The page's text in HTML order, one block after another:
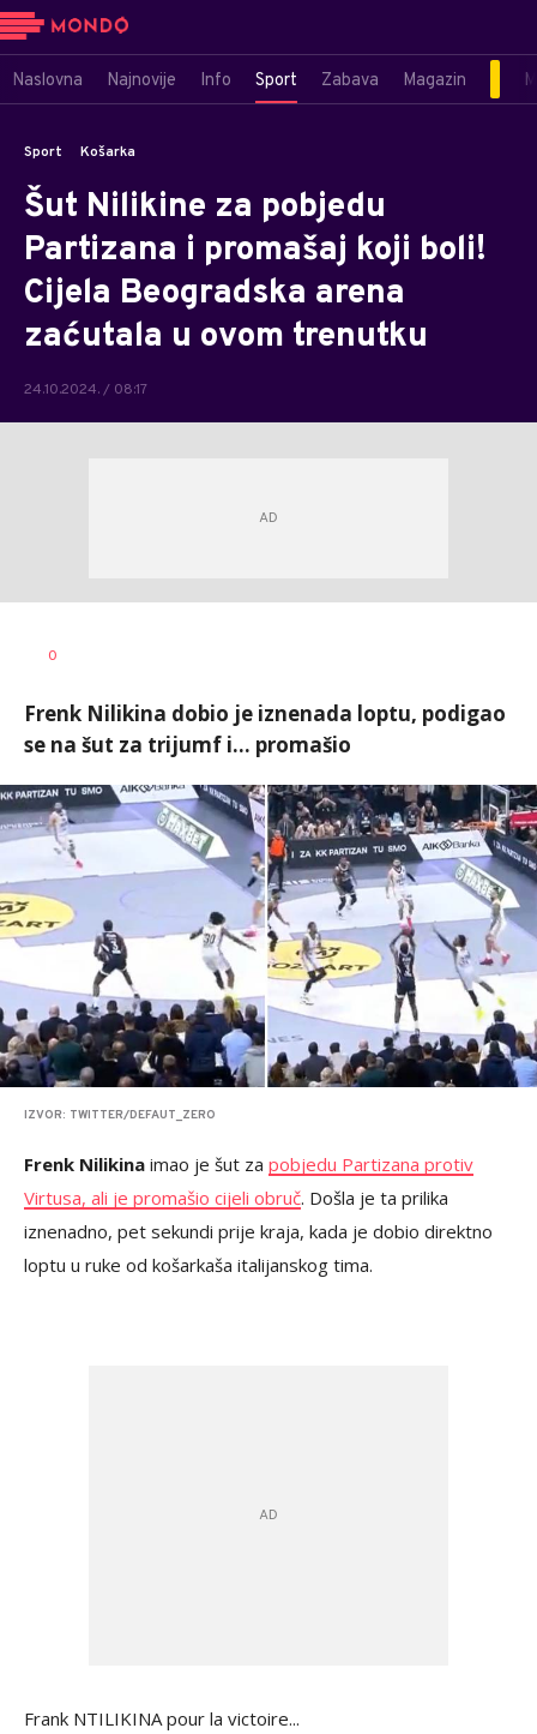
Naslovna Najnovije Info Sport Zabava Magazin
Sport Košarka
Šut Nilikine za pobjedu
Partizana i promašaj koji boli!
Cijela Beogradska arena
zaćutala u ovom trenutku
24.10.2024. / 08:17
AUTOR
0
Frenk Nilikina dobio je iznenada loptu, podigao
se na šut za trijumf i... promašio
IZVOR: TWITTER/DEFAUT_ZERO
Frenk Nilikina imao je šut za pobjedu Partizana protiv
Virtusa, ali je promašio cijeli obruč. Došla je ta prilika
iznenadno, pet sekundi prije kraja, kada je dobio direktno
loptu u ruke od košarkaša italijanskog tima.
Frank NTILIKINA pour la victoire...